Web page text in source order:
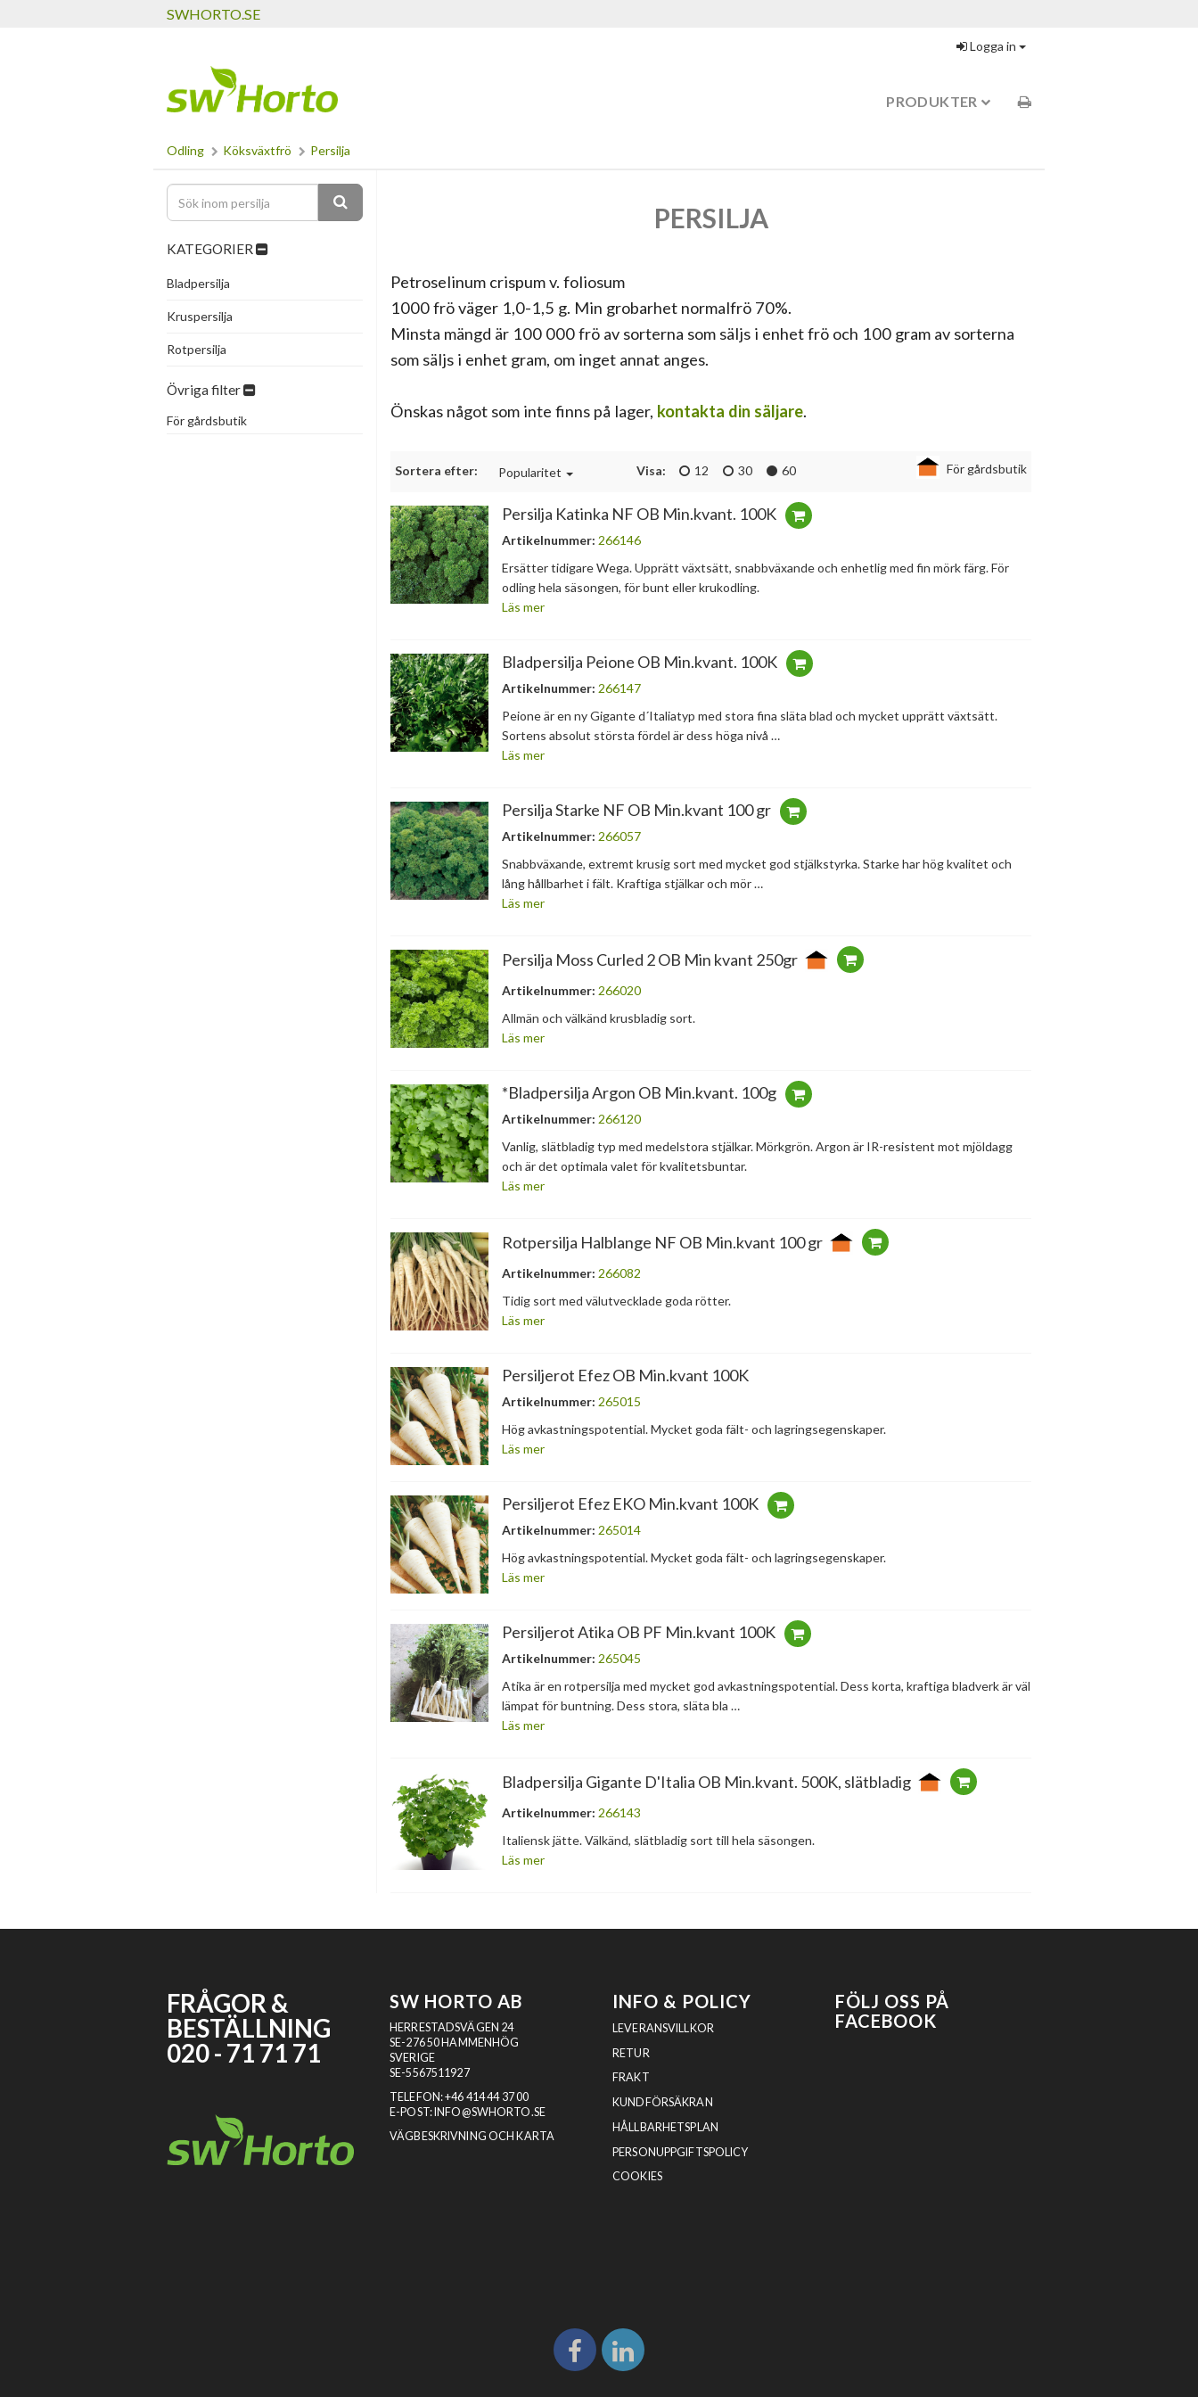
SWHORTO.SE
Logga in
PRODUKTER
Odling Köksväxtfrö Persilja
KATEGORIER
Bladpersilja
Kruspersilja
Rotpersilja
Övriga filter
För gårdsbutik
PERSILJA
Petroselinum crispum v. foliosum
1000 frö väger 1,0-1,5 g. Min grobarhet normalfrö 70%.
Minsta mängd är 100 000 frö av sorterna som säljs i enhet frö och 100 gram av sorterna
som säljs i enhet gram, om inget annat anges.
Önskas något som inte finns på lager, kontakta din säljare.
Sortera efter: Popularitet Visa: 12 30 60 För gårdsbutik
Persilja Katinka NF OB Min.kvant. 100K
Artikelnummer: 266146
Ersätter tidigare Wega. Upprätt växtsätt, snabbväxande och enhetlig med fin mörk färg. För
odling hela säsongen, för bunt eller krukodling.
Läs mer
Bladpersilja Peione OB Min.kvant. 100K
Artikelnummer: 266147
Peione är en ny Gigante d´Italiatyp med stora fina släta blad och mycket upprätt växtsätt.
Sortens absolut största fördel är dess höga nivå …
Läs mer
Persilja Starke NF OB Min.kvant 100 gr
Artikelnummer: 266057
Snabbväxande, extremt krusig sort med mycket god stjälkstyrka. Starke har hög kvalitet och
lång hållbarhet i fält. Kraftiga stjälkar och mör …
Läs mer
Persilja Moss Curled 2 OB Min kvant 250gr
Artikelnummer: 266020
Allmän och välkänd krusbladig sort.
Läs mer
*Bladpersilja Argon OB Min.kvant. 100g
Artikelnummer: 266120
Vanlig, slätbladig typ med medelstora stjälkar. Mörkgrön. Argon är IR-resistent mot mjöldagg
och är det optimala valet för kvalitetsbuntar.
Läs mer
Rotpersilja Halblange NF OB Min.kvant 100 gr
Artikelnummer: 266082
Tidig sort med välutvecklade goda rötter.
Läs mer
Persiljerot Efez OB Min.kvant 100K
Artikelnummer: 265015
Hög avkastningspotential. Mycket goda fält- och lagringsegenskaper.
Läs mer
Persiljerot Efez EKO Min.kvant 100K
Artikelnummer: 265014
Hög avkastningspotential. Mycket goda fält- och lagringsegenskaper.
Läs mer
Persiljerot Atika OB PF Min.kvant 100K
Artikelnummer: 265045
Atika är en rotpersilja med mycket god avkastningspotential. Dess korta, kraftiga bladverk är väl
lämpat för buntning. Dess stora, släta bla …
Läs mer
Bladpersilja Gigante D'Italia OB Min.kvant. 500K, slätbladig
Artikelnummer: 266143
Italiensk jätte. Välkänd, slätbladig sort till hela säsongen.
Läs mer
FRÅGOR &
BESTÄLLNING
020 - 71 71 71
SW HORTO AB
HERRESTADSVÄGEN 24
SE-276 50 HAMMENHÖG
SVERIGE
SE-5567511927
TELEFON:+46 414 44 37 00
E-POST: INFO@SWHORTO.SE
VÄGBESKRIVNING OCH KARTA
INFO & POLICY
LEVERANSVILLKOR
RETUR
FRAKT
KUNDFÖRSÄKRAN
HÅLLBARHETSPLAN
PERSONUPPGIFTSPOLICY
COOKIES
FÖLJ OSS PÅ
FACEBOOK